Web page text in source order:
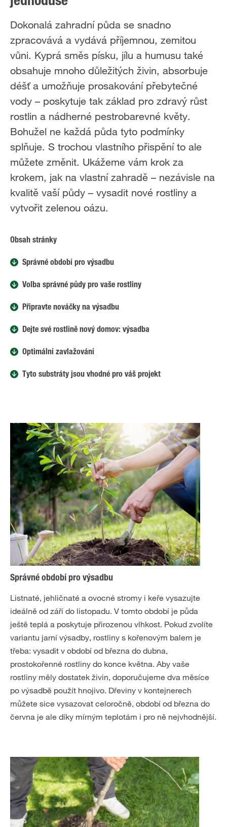
Dokonalá zahradní půda se snadno
zpracovává a vydává příjemnou, zemitou
vůni. Kyprá směs písku, jílu a humusu také
obsahuje mnoho důležitých živin, absorbuje
déšť a umožňuje prosakování přebytečné
vody – poskytuje tak základ pro zdravý růst
rostlin a nádherné pestrobarevné květy.
Bohužel ne každá půda tyto podmínky
splňuje. S trochou vlastního přispění to ale
můžete změnit. Ukážeme vám krok za
krokem, jak na vlastní zahradě – nezávisle na
kvalitě vaší půdy – vysadit nové rostliny a
vytvořit zelenou oázu.
Obsah stránky
Správné období pro výsadbu
Volba správné půdy pro vaše rostliny
Připravte nováčky na výsadbu
Dejte své rostlině nový domov: výsadba
Optimální zavlažování
Tyto substráty jsou vhodné pro váš projekt
Správné období pro výsadbu
Listnaté, jehličnaté a ovocné stromy i keře vysazujte
ideálně od září do listopadu. V tomto období je půda
ještě teplá a poskytuje přirozenou vlhkost. Pokud zvolíte
variantu jarní výsadby, rostliny s kořenovým balem je
třeba: vysadit v období od března do dubna,
prostokořenné rostliny do konce května. Aby vaše
rostliny měly dostatek živin, doporučujeme dva měsíce
po výsadbě použít hnojivo. Dřeviny v kontejnerech
můžete sice vysazovat celoročně, období od března do
června je ale díky mírným teplotám i pro ně nejvhodnější.